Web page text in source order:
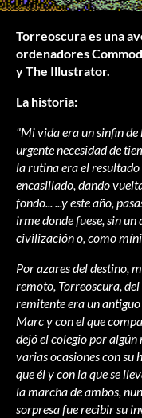
Torreoscura es una
ordenadores
y The Illustrator.
La historia:
"Mi vida era un sinfin de
urgente necesidad de
la rutina era el resultado
encasillado, dando
fondo... ...y este año,
irme donde fuese, sin
civilización o, como
Por azares del destino,
remoto, Torreoscura,
remitente era un
Marc y con el que
dejó el colegio por
varias ocasiones con su
que él y con la que se
la marcha de ambos,
sorpresa fue recibir su